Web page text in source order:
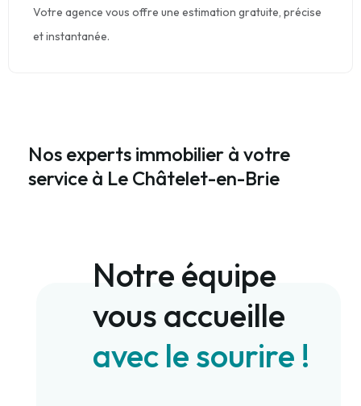
Votre agence vous offre une estimation gratuite, précise
et instantanée.
Nos experts immobilier à votre
service à Le Châtelet-en-Brie
Notre équipe
vous accueille
avec le sourire !